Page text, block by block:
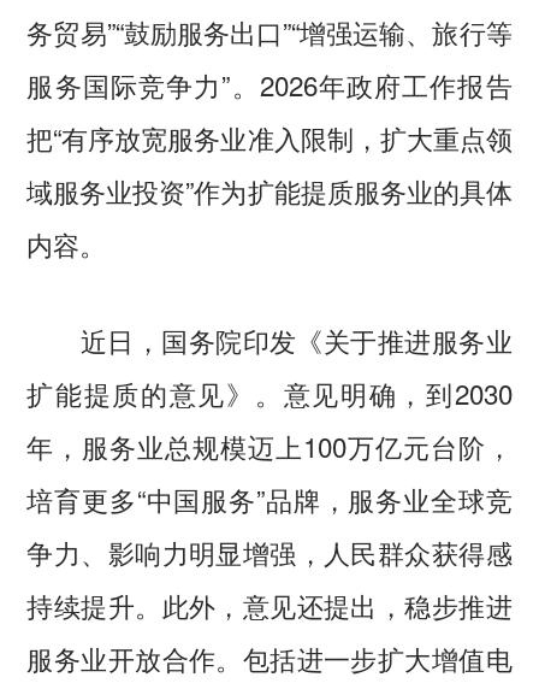
务贸易”“鼓励服务出口”“增强运输、旅行等
服务国际竞争力”。2026年政府工作报告
把“有序放宽服务业准入限制，扩大重点领
域服务业投资”作为扩能提质服务业的具体
内容。
近日，国务院印发《关于推进服务业
扩能提质的意见》。意见明确，到2030
年，服务业总规模迈上100万亿元台阶，
培育更多“中国服务”品牌，服务业全球竞
争力、影响力明显增强，人民群众获得感
持续提升。此外，意见还提出，稳步推进
服务业开放合作。包括进一步扩大增值电